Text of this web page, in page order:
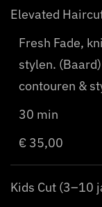
Elevated
Fresh Fade,
stylen.
contouren &
30 min
€ 35,00
Kids Cut (3–10